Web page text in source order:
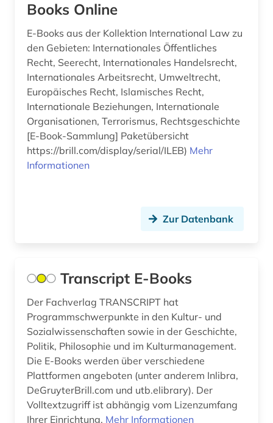
chinesisch (2)
christentum (5)
christian christensen (1)
christiania (1)
christianshavn (1)
chronologie (1)
churchill, winston (1)
commonwealth (10)
conservatorium der musik (1)
dahlbergh, erik jönsson | offizier; architekt;
zeichner; kartograf; historiker; beamter;
generalgouverneur (1)
danmarks nationalsocialistiske arbejderparti
(1)
Books Online
E-Books aus der Kollektion International Law zu
den Gebieten: Internationales Öffentliches
Recht, Seerecht, Internationales Handelsrecht,
Internationales Arbeitsrecht, Umweltrecht,
Europäisches Recht, Islamisches Recht,
Internationale Beziehungen, Internationale
Organisationen, Terrorismus, Rechtsgeschichte
[E-Book-Sammlung] Paketübersicht
https://brill.com/display/serial/ILEB) Mehr
Informationen
Zur Datenbank
Transcript E-Books
Der Fachverlag TRANSCRIPT hat
Programmschwerpunkte in den Kultur- und
Sozialwissenschaften sowie in der Geschichte,
Politik, Philosophie und im Kulturmanagement.
Die E-Books werden über verschiedene
Plattformen angeboten (unter anderem Inlibra,
DeGruyterBrill.com und utb.elibrary). Der
Volltextzugriff ist abhängig vom Lizenzumfang
Ihrer Einrichtung, Mehr Informationen